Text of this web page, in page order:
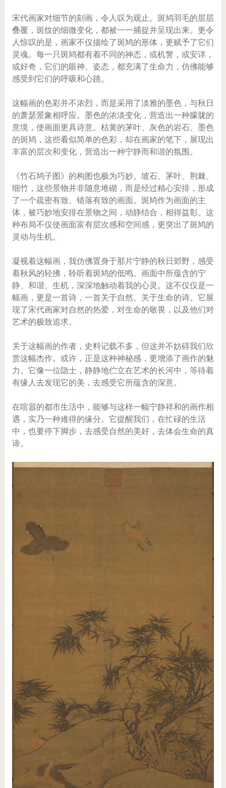
宋代画家对细节的刻画，令人叹为观止。斑鸠羽毛的层层
叠覆，斑纹的细微变化，都被一一捕捉并呈现出来。更令
人惊叹的是，画家不仅描绘了斑鸠的形体，更赋予了它们
灵魂。每一只斑鸠都有着不同的神态，或机警，或安详，
或好奇，它们的眼神、姿态，都充满了生命力，仿佛能够
感受到它们的呼吸和心跳。
这幅画的色彩并不浓烈，而是采用了淡雅的墨色，与秋日
的萧瑟景象相呼应。墨色的浓淡变化，营造出一种朦胧的
意境，使画面更具诗意。枯黄的茅叶、灰色的岩石、墨色
的斑鸠，这些看似简单的色彩，却在画家的笔下，展现出
丰富的层次和变化，营造出一种宁静而和谐的氛围。
《竹石鸠子图》的构图也极为巧妙。坡石、茅叶、荆棘、
细竹，这些景物并非随意堆砌，而是经过精心安排，形成
了一个疏密有致、错落有致的画面。斑鸠作为画面的主
体，被巧妙地安排在景物之间，动静结合，相得益彰。这
种布局不仅使画面富有层次感和空间感，更突出了斑鸠的
灵动与生机。
凝视着这幅画，我仿佛置身于那片宁静的秋日郊野，感受
着秋风的轻拂，聆听着斑鸠的低鸣。画面中所蕴含的宁
静、和谐、生机，深深地触动着我的心灵。这不仅仅是一
幅画，更是一首诗，一首关于自然、关于生命的诗。它展
现了宋代画家对自然的热爱，对生命的敬畏，以及他们对
艺术的极致追求。
关于这幅画的作者，史料记载不多，但这并不妨碍我们欣
赏这幅杰作。或许，正是这种神秘感，更增添了画作的魅
力。它像一位隐士，静静地伫立在艺术的长河中，等待着
有缘人去发现它的美，去感受它所蕴含的深意。
在喧嚣的都市生活中，能够与这样一幅宁静祥和的画作相
遇，实乃一种难得的缘分。它提醒我们，在忙碌的生活
中，也要停下脚步，去感受自然的美好，去体会生命的真
谛。